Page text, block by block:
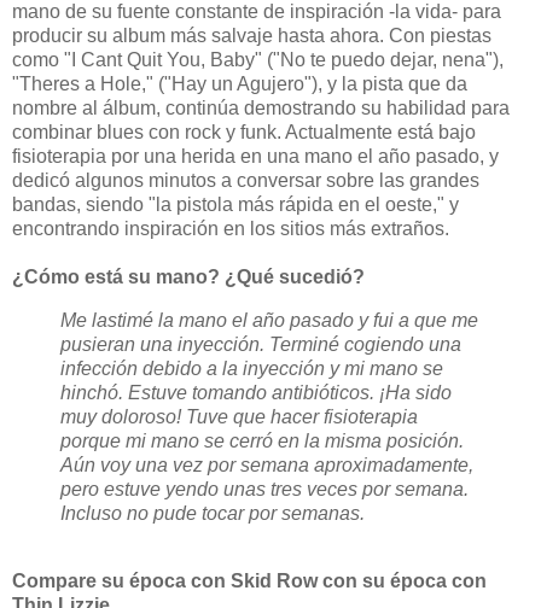
mano de su fuente constante de inspiración -la vida- para
producir su album más salvaje hasta ahora. Con piestas
como "I Cant Quit You, Baby" ("No te puedo dejar, nena"),
"Theres a Hole," ("Hay un Agujero"), y la pista que da
nombre al álbum, continúa demostrando su habilidad para
combinar blues con rock y funk. Actualmente está bajo
fisioterapia por una herida en una mano el año pasado, y
dedicó algunos minutos a conversar sobre las grandes
bandas, siendo "la pistola más rápida en el oeste," y
encontrando inspiración en los sitios más extraños.
¿Cómo está su mano? ¿Qué sucedió?
Me lastimé la mano el año pasado y fui a que me
pusieran una inyección. Terminé cogiendo una
infección debido a la inyección y mi mano se
hinchó. Estuve tomando antibióticos. ¡Ha sido
muy doloroso! Tuve que hacer fisioterapia
porque mi mano se cerró en la misma posición.
Aún voy una vez por semana aproximadamente,
pero estuve yendo unas tres veces por semana.
Incluso no pude tocar por semanas.
Compare su época con Skid Row con su época con